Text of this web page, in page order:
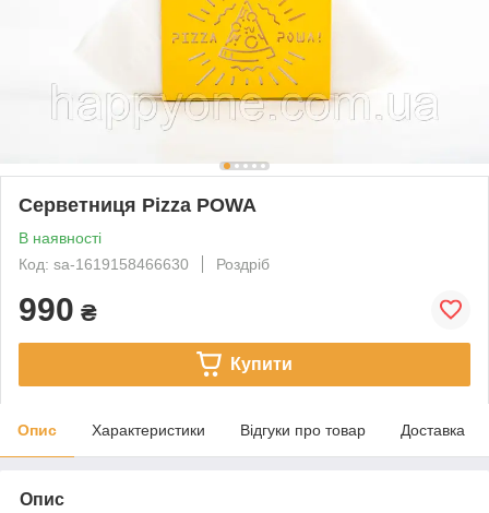
Серветниця Pizza POWA
В наявності
Код: sa-1619158466630
Роздріб
990 ₴
Купити
Опис Характеристики Відгуки про товар Доставка
Опис